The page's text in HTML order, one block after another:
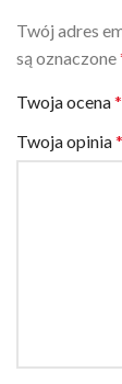
Twój adres
są oznaczone
Twoja ocena*
Twoja opinia*